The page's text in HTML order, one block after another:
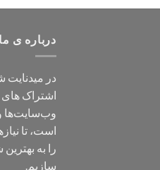
درباره ی ما
در میدنایت
اشتراک های
وب‌سایت‌ها
است، تا
را به
سازیم.